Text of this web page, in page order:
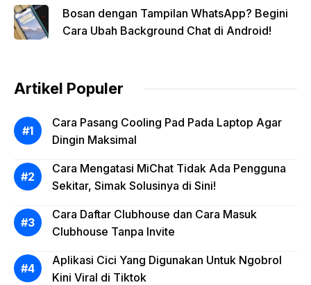
Bosan dengan Tampilan WhatsApp? Begini
Cara Ubah Background Chat di Android!
Artikel Populer
Cara Pasang Cooling Pad Pada Laptop Agar
Dingin Maksimal
Cara Mengatasi MiChat Tidak Ada Pengguna
Sekitar, Simak Solusinya di Sini!
Cara Daftar Clubhouse dan Cara Masuk
Clubhouse Tanpa Invite
Aplikasi Cici Yang Digunakan Untuk Ngobrol
Kini Viral di Tiktok